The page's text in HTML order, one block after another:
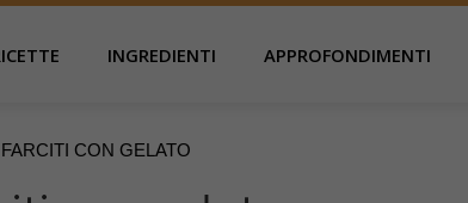
INGREDIENTI APPROFONDIMENTI
CON GELATO